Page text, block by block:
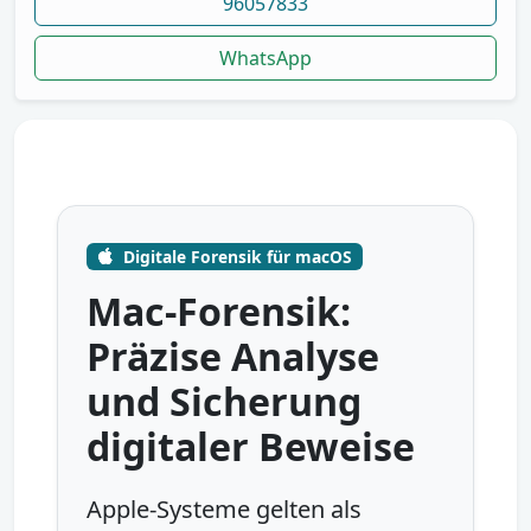
WhatsApp
Digitale Forensik für macOS
Mac-Forensik:
Präzise Analyse
und Sicherung
digitaler Beweise
Apple-Systeme gelten als